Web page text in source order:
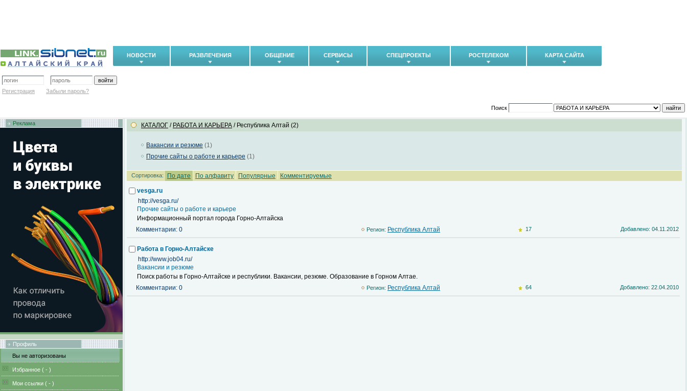
НОВОСТИ РАЗВЛЕЧЕНИЯ ОБЩЕНИЕ СЕРВИСЫ СПЕЦПРОЕКТЫ РОСТЕЛЕКОМ КАРТА САЙТА
Регистрация Забыли пароль?
Поиск
Реклама
Профиль
Вы не авторизованы
Избранное ( - )
Мои ссылки ( - )
КАТАЛОГ / РАБОТА И КАРЬЕРА / Республика Алтай (2)
Вакансии и резюме (1)
Прочие сайты о работе и карьере (1)
Сортировка: По дате По алфавиту Популярные Комментируемые
vesga.ru
http://vesga.ru/
Прочие сайты о работе и карьере
Информационный портал города Горно-Алтайска
Комментарии: 0
Регион: Республика Алтай 17 Добавлено: 04.11.2012
Работа в Горно-Алтайске
http://www.job04.ru/
Вакансии и резюме
Поиск работы в Горно-Алтайске и республики. Вакансии, резюме. Образование в Горном Алтае.
Комментарии: 0
Регион: Республика Алтай 64 Добавлено: 22.04.2010